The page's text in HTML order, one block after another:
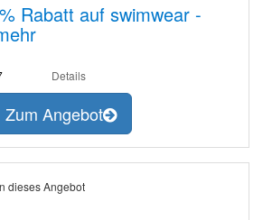
Rabatt auf swimwear -
Details
Zum Angebot
dieses Angebot